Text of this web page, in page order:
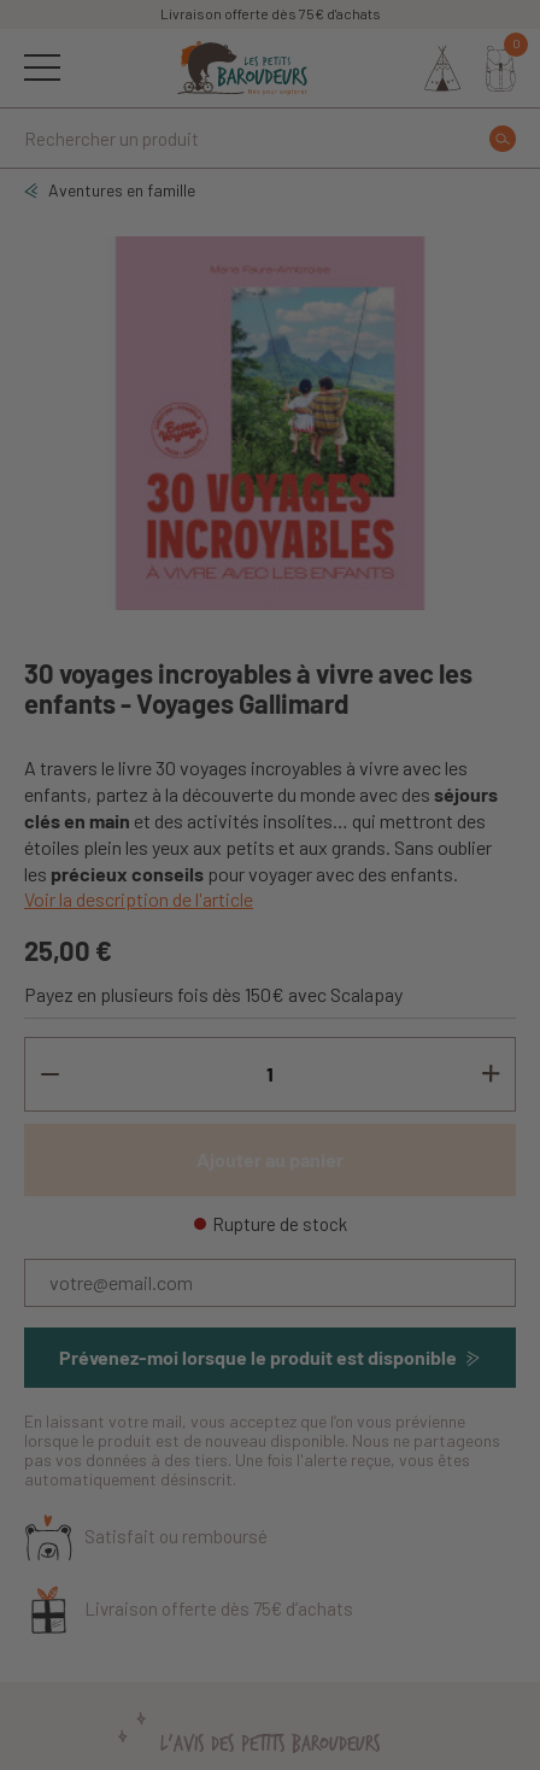
Livraison offerte dès 75€ d'achats
0
Aventures en famille
30 voyages incroyables à vivre avec les
enfants - Voyages Gallimard
A travers le livre 30 voyages incroyables à vivre avec les
enfants, partez à la découverte du monde avec des séjours
clés en main et des activités insolites… qui mettront des
étoiles plein les yeux aux petits et aux grands. Sans oublier
les précieux conseils pour voyager avec des enfants.
Voir la description de l'article
25,00 €
Payez en plusieurs fois dès 150€ avec Scalapay
Rupture de stock
Prévenez-moi lorsque le produit est disponible
En laissant votre mail, vous acceptez que l’on vous prévienne
lorsque le produit est de nouveau disponible. Nous ne partageons
pas vos données à des tiers. Une fois l'alerte reçue, vous êtes
automatiquement désinscrit.
Satisfait ou remboursé
Livraison offerte dès 75€ d’achats
L'AVIS DES PETITS BAROUDEURS